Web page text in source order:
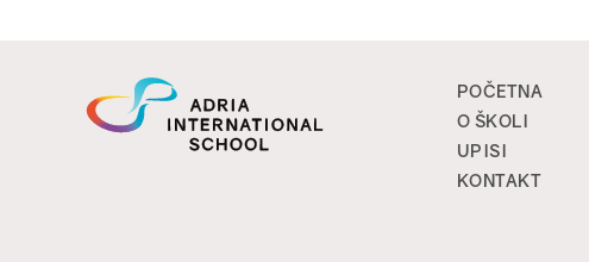
POČETNA
O ŠKOLI
UPISI
KONTAKT